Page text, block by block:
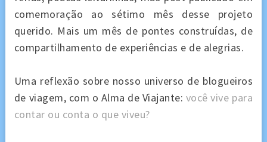
comemoração ao sétimo mês desse projeto
querido. Mais um mês de pontes construídas, de
compartilhamento de experiências e de alegrias.
Uma reflexão sobre nosso universo de blogueiros
de viagem, com o Alma de Viajante: você vive para
contar ou conta o que viveu?